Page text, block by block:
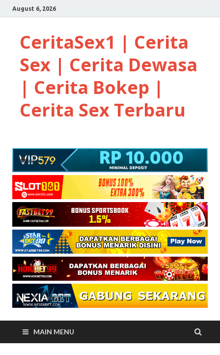
August 6, 2026
CeritaSex1 | Cerita
Sex | Cerita Dewasa
| Cerita Bokep |
Cerita Sex Terbaru
MAIN MENU